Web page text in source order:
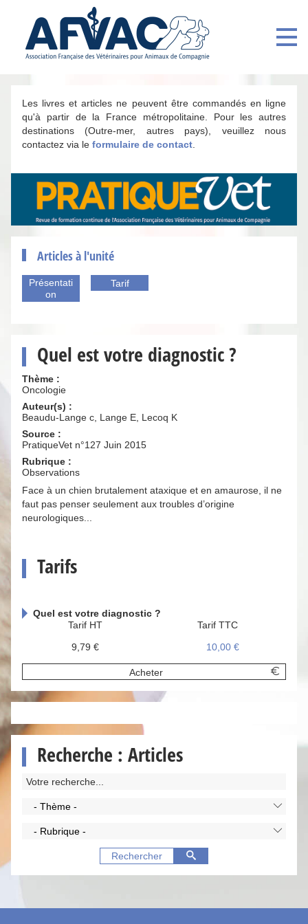
Les livres et articles ne peuvent être commandés en ligne
qu'à partir de la France métropolitaine. Pour les autres
destinations (Outre-mer, autres pays), veuillez nous
contactez via le formulaire de contact
Articles à l'unité
Présentati
on
Tarif
Quel est votre diagnostic ?
Thème :
Oncologie
Auteur(s) :
Beaudu-Lange c, Lange E, Lecoq K
Source :
PratiqueVet n°127 Juin 2015
Rubrique :
Observations
Face à un chien brutalement ataxique et en amaurose, il ne
faut pas penser seulement aux troubles d’origine
neurologiques...
Tarifs
Quel est votre diagnostic ?
Tarif HT
9,79 €
Tarif TTC
10,00 €
Acheter
Recherche : Articles
- Thème -
- Rubrique -
Rechercher